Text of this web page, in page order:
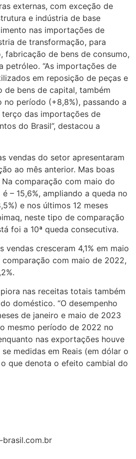
externas, com exceção de
e indústria de base
nas importações de
de transformação, para
fabricação de bens de consumo,
petróleo. “As importações de
em reposição de peças e
de bens de capital, também
no período (+8,8%), passando a
terço das importações de
do Brasil”, destacou a
vendas do setor apresentaram
ao mês anterior. Mas boas
comparação com maio do
– 15,6%, ampliando a queda no
e nos últimos 12 meses
neste tipo de comparação
foi a 10ª queda consecutiva.
vendas cresceram 4,1% em maio
comparação com maio de 2022,
nas receitas totais também
doméstico. “O desempenho
de janeiro e maio de 2023
mesmo período de 2022 no
nas exportações houve
medidas em Reais (em dólar o
que denota o efeito cambial do
brasil.com.br